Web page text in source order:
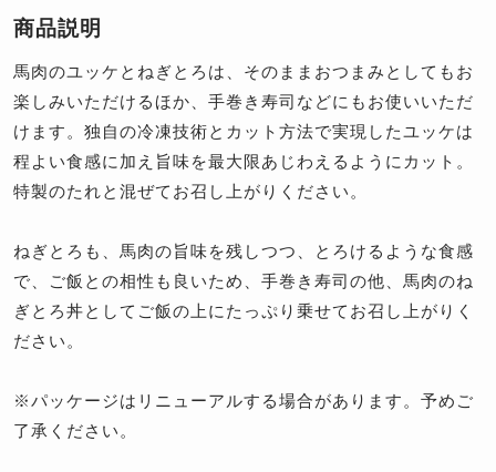
商品説明
馬肉のユッケとねぎとろは、そのままおつまみとしてもお
楽しみいただけるほか、手巻き寿司などにもお使いいただ
けます。独自の冷凍技術とカット方法で実現したユッケは
程よい食感に加え旨味を最大限あじわえるようにカット。
特製のたれと混ぜてお召し上がりください。
ねぎとろも、馬肉の旨味を残しつつ、とろけるような食感
で、ご飯との相性も良いため、手巻き寿司の他、馬肉のね
ぎとろ丼としてご飯の上にたっぷり乗せてお召し上がりく
ださい。
※パッケージはリニューアルする場合があります。予めご
了承ください。